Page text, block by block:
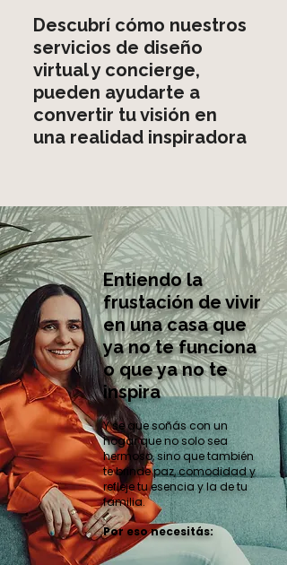
Descubrí cómo nuestros
servicios de diseño
virtual y concierge,
pueden ayudarte a
convertir tu visión en
una realidad inspiradora
Entiendo la
frustación de vivir
en una casa que
ya no te funciona
o que ya no te
inspira
Y se que soñás con un
hogar que no solo sea
hermoso, sino que también
te brinde paz, comodidad y
refleje tu esencia y la de tu
familia.
Por eso necesitás: